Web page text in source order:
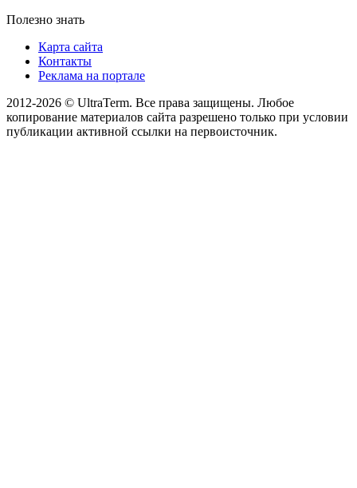
Полезно знать
Карта сайта
Контакты
Реклама на портале
2012-2026 © UltraTerm. Все права защищены. Любое
копирование материалов сайта разрешено только при условии
публикации активной ссылки на первоисточник.